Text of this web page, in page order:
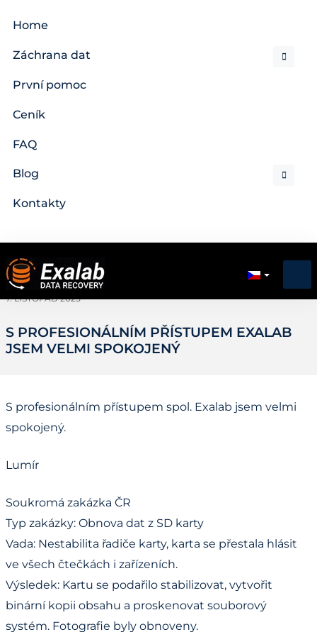
Home
Záchrana dat
První pomoc
Ceník
FAQ
Blog
Kontakty
7. LISTOPAD 2025
S PROFESIONÁLNÍM PŘÍSTUPEM EXALAB
JSEM VELMI SPOKOJENÝ
S profesionálním přístupem spol. Exalab jsem velmi
spokojený.
Lumír
Soukromá zakázka ČR
Typ zakázky: Obnova dat z SD karty
Vada: Nestabilita řadiče karty, karta se přestala hlásit
ve všech čtečkách i zařízeních.
Výsledek: Kartu se podařilo stabilizovat, vytvořit
binární kopii obsahu a proskenovat souborový
systém. Fotografie byly obnoveny.